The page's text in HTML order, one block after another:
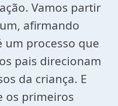
Vamos partir
afirmando
um processo que
pais direcionam
da criança. E
os primeiros